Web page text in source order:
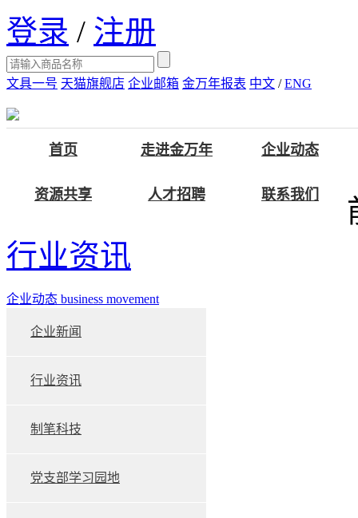
登录 / 注册
文具一号 天猫旗舰店 企业邮箱 金万年报表 中文 / ENG
首页 走进金万年 企业动态
资源共享 人才招聘 联系我们
行业资讯
企业动态 business movement
企业新闻
行业资讯
制笔科技
党支部学习园地